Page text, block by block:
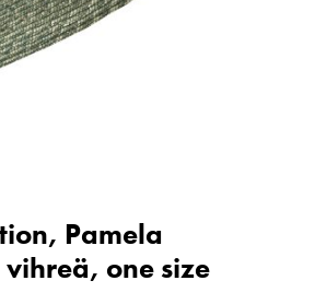
Pamela
one size